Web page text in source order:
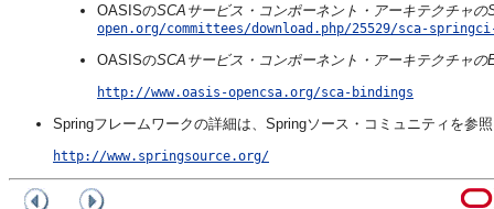
OASISのSCAサービス・コンポーネント・アーキテクチャ
open.org/committees/download.php/25529/sca-
OASISのSCAサービス・コンポーネント・アーキテクチャ
http://www.oasis-opencsa.org/sca-bindings
Springフレームワークの詳細は、Springソース・コミュニティを参
http://www.springsource.org/